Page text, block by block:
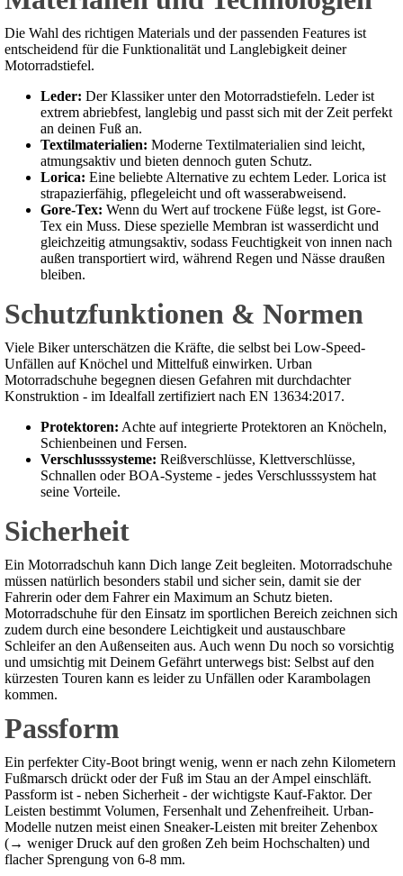
Die Wahl des richtigen Materials und der passenden Features ist
entscheidend für die Funktionalität und Langlebigkeit deiner
Motorradstiefel.
Leder: Der Klassiker unter den Motorradstiefeln. Leder ist
extrem abriebfest, langlebig und passt sich mit der Zeit perfekt
an deinen Fuß an.
Textilmaterialien: Moderne Textilmaterialien sind leicht,
atmungsaktiv und bieten dennoch guten Schutz.
Lorica: Eine beliebte Alternative zu echtem Leder. Lorica ist
strapazierfähig, pflegeleicht und oft wasserabweisend.
Gore-Tex: Wenn du Wert auf trockene Füße legst, ist Gore-
Tex ein Muss. Diese spezielle Membran ist wasserdicht und
gleichzeitig atmungsaktiv, sodass Feuchtigkeit von innen nach
außen transportiert wird, während Regen und Nässe draußen
bleiben.
Schutzfunktionen & Normen
Viele Biker unterschätzen die Kräfte, die selbst bei Low-Speed-
Unfällen auf Knöchel und Mittelfuß einwirken. Urban
Motorradschuhe begegnen diesen Gefahren mit durchdachter
Konstruktion - im Idealfall zertifiziert nach EN 13634:2017.
Protektoren: Achte auf integrierte Protektoren an Knöcheln,
Schienbeinen und Fersen.
Verschlusssysteme: Reißverschlüsse, Klettverschlüsse,
Schnallen oder BOA-Systeme - jedes Verschlusssystem hat
seine Vorteile.
Sicherheit
Ein Motorradschuh kann Dich lange Zeit begleiten. Motorradschuhe
müssen natürlich besonders stabil und sicher sein, damit sie der
Fahrerin oder dem Fahrer ein Maximum an Schutz bieten.
Motorradschuhe für den Einsatz im sportlichen Bereich zeichnen sich
zudem durch eine besondere Leichtigkeit und austauschbare
Schleifer an den Außenseiten aus. Auch wenn Du noch so vorsichtig
und umsichtig mit Deinem Gefährt unterwegs bist: Selbst auf den
kürzesten Touren kann es leider zu Unfällen oder Karambolagen
kommen.
Passform
Ein perfekter City-Boot bringt wenig, wenn er nach zehn Kilometern
Fußmarsch drückt oder der Fuß im Stau an der Ampel einschläft.
Passform ist - neben Sicherheit - der wichtigste Kauf-Faktor. Der
Leisten bestimmt Volumen, Fersenhalt und Zehenfreiheit. Urban-
Modelle nutzen meist einen Sneaker-Leisten mit breiter Zehenbox
(→ weniger Druck auf den großen Zeh beim Hochschalten) und
flacher Sprengung von 6-8 mm.